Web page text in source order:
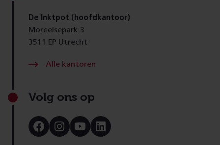
De Inktpot (hoofdkantoor)
Moreelsepark 3
3511 EP Utrecht
Alle kantoren
Volg ons op
Bezoek
onze
Bezoek
onze
Bezoek
onze
Bezoek
onze